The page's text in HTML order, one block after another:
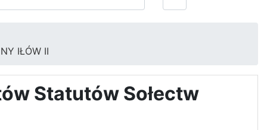
IŁÓW II
Statutów Sołectw